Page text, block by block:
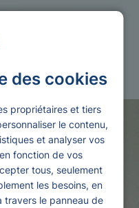
des cookies
propriétaires et tiers
le contenu,
et analyser vos
fonction de vos
tous, seulement
les besoins, en
travers le panneau de